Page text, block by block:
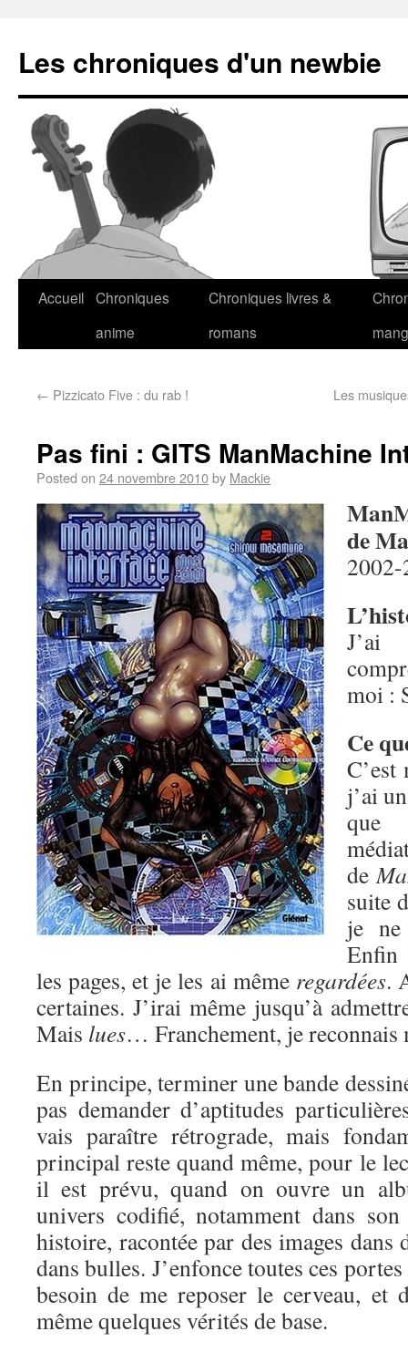
Les chroniques d'un newbie
Accueil Chroniques
anime
Chroniques livres &
romans
← Pizzicato Five : du rab ! Les
Pas fini : GITS ManMachine
Posted on 24 novembre 2010by Mackie
de
2002-
moi :
Ce
j’ai
que
de
suite
je
Enfin
les pages, et je les ai même regardées.
certaines. J’irai même jusqu’à
Mais lues… Franchement, je reconnais
En principe, terminer une bande
pas demander d’aptitudes
vais paraître rétrograde, mais
principal reste quand même, pour le
il est prévu, quand on ouvre un
univers codifié, notamment dans
histoire, racontée par des images dans
dans bulles. J’enfonce toutes ces
besoin de me reposer le cerveau, et
même quelques vérités de base.